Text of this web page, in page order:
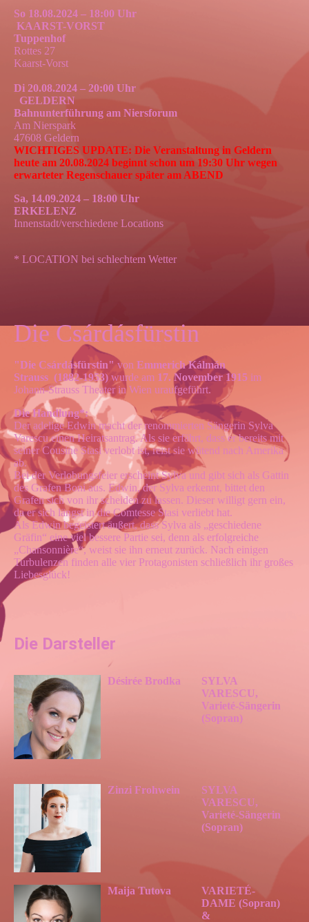
So 18.08.2024 – 18:00 Uhr
KAARST-VORST
Tuppenhof
Rottes 27
Kaarst-Vorst
Di 20.08.2024 – 20:00 Uhr
GELDERN
Bahnunterführung am Niersforum
Am Nierspark
47608 Geldern
WICHTIGES UPDATE: Die Veranstaltung in Geldern
heute am 20.08.2024 beginnt schon um 19:30 Uhr wegen
erwarteter Regenschauer später am ABEND
Sa, 14.09.2024 – 18:00 Uhr
ERKELENZ
Innenstadt/verschiedene Locations
* LOCATION bei schlechtem Wetter
Die Csárdásfürstin
"Die Csárdásfürstin" von Emmerich Kálmán
Strauss (1882-1953) wurde am 17. November 1915 im
Johann-Strauss Theater in Wien uraufgeführt.
Die Handlung*:
Der adelige Edwin macht der renommierten Sängerin Sylva
Varescu einen Heiratsantrag. Als sie erfährt, dass er bereits mit
seiner Cousine Stasi verlobt ist, reist sie wütend nach Amerika
ab.
Bei der Verlobungsfeier erscheint Sylva und gibt sich als Gattin
des Grafen Boni aus. Edwin, der Sylva erkennt, bittet den
Grafen sich von ihr scheiden zu lassen. Dieser willigt gern ein,
da er sich längst in die Comtesse Stasi verliebt hat.
Als Edwin begeistert äußert, dass Sylva als „geschiedene
Gräfin“ eine viel bessere Partie sei, denn als erfolgreiche
„Chansonnière“, weist sie ihn erneut zurück. Nach einigen
Turbulenzen finden alle vier Protagonisten schließlich ihr großes
Liebesglück!
Die Darsteller
Désirée Brodka
SYLVA
VARESCU,
Varieté-Sängerin
(Sopran)
Zinzi Frohwein
SYLVA
VARESCU,
Varieté-Sängerin
(Sopran)
Maija Tutova
VARIETÉ-
DAME (Sopran)
&